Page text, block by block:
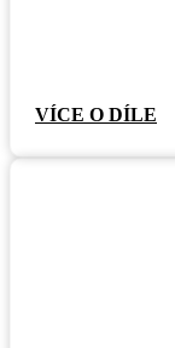
VÍCE O DÍLE